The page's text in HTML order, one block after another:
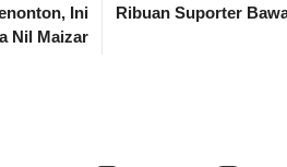
Ini
Nil Maizar
Ribuan Suporter